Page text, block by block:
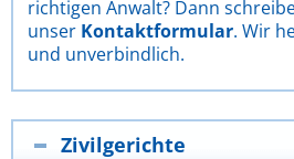
richtigen Anwalt? Dann
unser Kontaktformular. Wir
und unverbindlich.
Zivilgerichte